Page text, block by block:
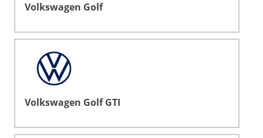
Volkswagen Golf
Volkswagen Golf GTI